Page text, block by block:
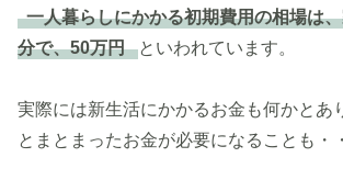
一人暮らしにかかる初期費用の相場は
分で、50万円 といわれています。
実際には新生活にかかるお金も何かとあ
とまとまったお金が必要になることも・